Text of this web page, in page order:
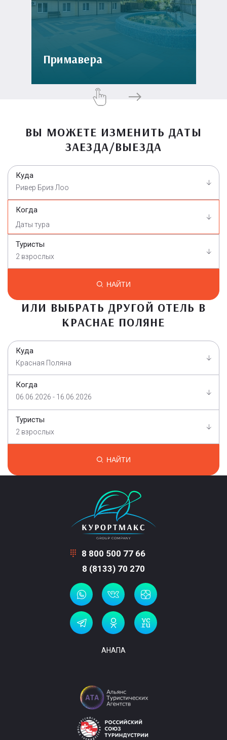
Примавера
ВЫ МОЖЕТЕ ИЗМЕНИТЬ ДАТЫ
ЗАЕЗДА/ВЫЕЗДА
Куда
Ривер Бриз Лоо
Когда
Туристы
2 взрослых
НАЙТИ
ИЛИ ВЫБРАТЬ ДРУГОЙ ОТЕЛЬ В
КРАСНАЕ ПОЛЯНЕ
Куда
Красная Поляна
Когда
06.06.2026 - 16.06.2026
Туристы
2 взрослых
НАЙТИ
8 800 500 77 66
8 (8133) 70 270
АНАПА